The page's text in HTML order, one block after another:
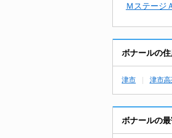
Ｍステージ
ボナールの
津市 津市
ボナールの